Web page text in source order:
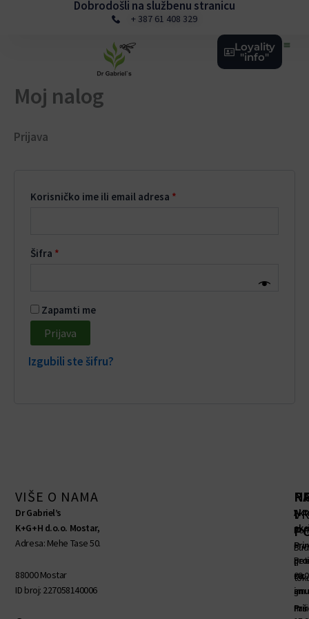
Dobrodošli na službenu stranicu
+ 387 61 408 329
Loyality
"info"
Moj nalog
Prijava
Korisničko ime ili email adresa *
Obavezno
Šifra *
Obavezno
Zapamti me
Prijava
Izgubili ste šifru?
VIŠE O NAMA
Dr Gabriel’s
K+G+H d.o.o. Mostar,
Adresa: Mehe Tase 50.
88000 Mostar
ID broj: 227058140006
–
am
–
za
I
u
s